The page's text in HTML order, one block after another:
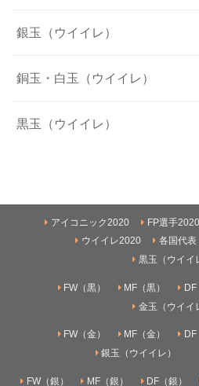
銀玉（ウイイレ）
銅玉・白玉（ウイイレ）
黒玉（ウイイレ）
アイコニック2020 FP選手2020
ウイイレ2020
各国代表
黒玉（ウイイ
FW（黒） MF（黒） DF
金玉（ウイイ
FW（金） MF（金） DF
銀玉（ウイイレ）
FW（銀） MF（銀） DF（銀）